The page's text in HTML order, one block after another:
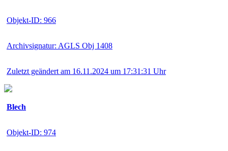
Objekt-ID: 966
Archivsignatur: AGLS Obj 1408
Zuletzt geändert am 16.11.2024 um 17:31:31 Uhr
Blech
Objekt-ID: 974